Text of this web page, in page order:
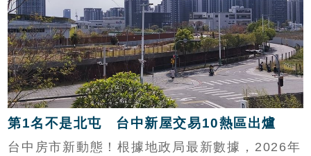
第1名不是北屯 台中新屋交易10熱區出爐
台中房市新動態！根據地政局最新數據，2026年